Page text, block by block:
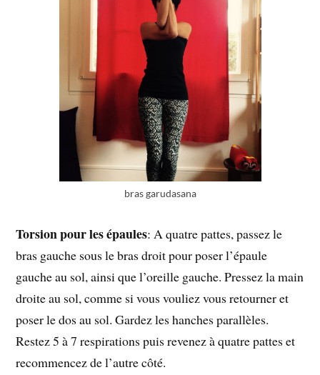
bras garudasana
Torsion pour les épaules: A quatre pattes, passez le
bras gauche sous le bras droit pour poser l’épaule
gauche au sol, ainsi que l’oreille gauche. Pressez la main
droite au sol, comme si vous vouliez vous retourner et
poser le dos au sol. Gardez les hanches parallèles.
Restez 5 à 7 respirations puis revenez à quatre pattes et
recommencez de l’autre côté.